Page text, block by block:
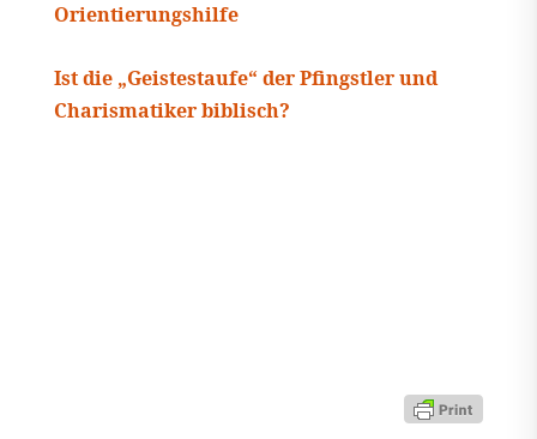
Orientierungshilfe
Ist die „Geistestaufe“ der Pfingstler und
Charismatiker biblisch?